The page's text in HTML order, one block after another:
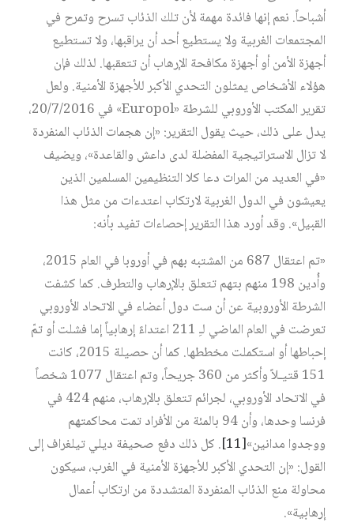
أشباحاً. نعم إنها فائدة مهمة لأن تلك الذئاب تسرح وتمرح في
المجتمعات الغربية ولا يستطيع أحد أن يراقبها، ولا تستطيع
أجهزة الأمن أو أجهزة مكافحة الإرهاب أن تتعقبها. لذلك فإن
هؤلاء الأشخاص يمثلون التحدي الأكبر للأجهزة الأمنية. ولعل
تقرير المكتب الأوروبي للشرطة «Europol» في 20/7/2016،
يدل على ذلك، حيث يقول التقرير: «إن هجمات الذئاب المنفردة
لا تزال الاستراتيجية المفضلة لدى داعش والقاعدة»، ويضيف
«في العديد من المرات دعا كلا التنظيمين المسلمين الذين
يعيشون في الدول الغربية لارتكاب اعتدءات من مثل هذا
القبيل». وقد أورد هذا التقرير إحصاءات تفيد بأنه:
«تم اعتقال 687 من المشتبه بهم في أوروبا في العام 2015،
وأُدين 198 منهم بتهم تتعلق بالإرهاب والتطرف. كما كشفت
الشرطة الأوروبية عن أن ست دول أعضاء في الاتحاد الأوروبي
تعرضت في العام الماضي لـِ 211 اعتداءً إرهابياً إما فشلت أو تمّ
إحباطها أو استكملت مخططها. كما أن حصيلة 2015، كانت
151 قتيـلاً وأكثر من 360 جريحاً، وتم اعتقال 1077 شخصاً
في الاتحاد الأوروبي، لجرائم تتعلق بالإرهاب، منهم 424 في
فرنسا وحدها، وأن 94 بالمئة من الأفراد تمت محاكمتهم
ووجدوا مدانين»‏[11]
. كل ذلك دفع صحيفة ديلي تيلغراف إلى
القول: «إن التحدي الأكبر للأجهزة الأمنية في الغرب، سيكون
محاولة منع الذئاب المنفردة المتشددة من ارتكاب أعمال
إرهابية».